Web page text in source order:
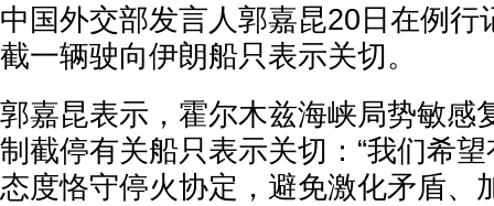
中国外交部发言人郭嘉昆20日在例行
截一辆驶向伊朗船只表示关切。
郭嘉昆表示，霍尔木兹海峡局势敏感
制截停有关船只表示关切：“我们希
态度恪守停火协定，避免激化矛盾、